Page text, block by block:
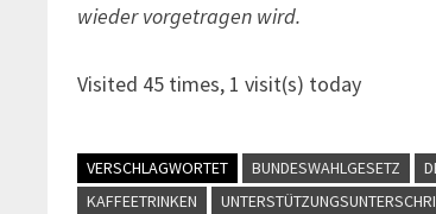
wieder vorgetragen wird.
Visited 45 times, 1 visit(s) today
VERSCHLAGWORTET BUNDESWAHLGESETZ
KAFFEETRINKEN